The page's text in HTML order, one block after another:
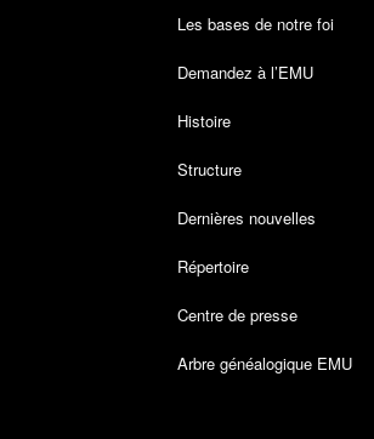
Les bases de notre foi
Demandez à l’EMU
Histoire
Structure
Dernières nouvelles
Répertoire
Centre de presse
Arbre généalogique EMU